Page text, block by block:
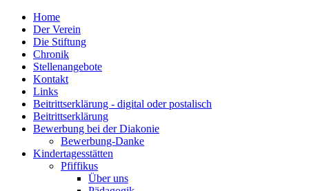
Home
Der Verein
Die Stiftung
Chronik
Stellenangebote
Kontakt
Links
Beitrittserklärung - digital oder postalisch
Beitrittserklärung
Bewerbung bei der Diakonie
Bewerbung-Danke
Kindertagesstätten
Pfiffikus
Über uns